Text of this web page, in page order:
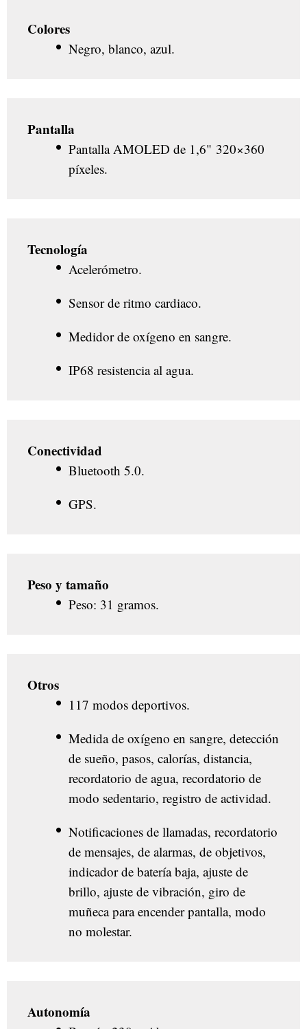
Colores
Negro, blanco, azul.
Pantalla
Pantalla AMOLED de 1,6" 320×360
píxeles.
Tecnología
Acelerómetro.
Sensor de ritmo cardiaco.
Medidor de oxígeno en sangre.
IP68 resistencia al agua.
Conectividad
Bluetooth 5.0.
GPS.
Peso y tamaño
Peso: 31 gramos.
Otros
117 modos deportivos.
Medida de oxígeno en sangre, detección
de sueño, pasos, calorías, distancia,
recordatorio de agua, recordatorio de
modo sedentario, registro de actividad.
Notificaciones de llamadas, recordatorio
de mensajes, de alarmas, de objetivos,
indicador de batería baja, ajuste de
brillo, ajuste de vibración, giro de
muñeca para encender pantalla, modo
no molestar.
Autonomía